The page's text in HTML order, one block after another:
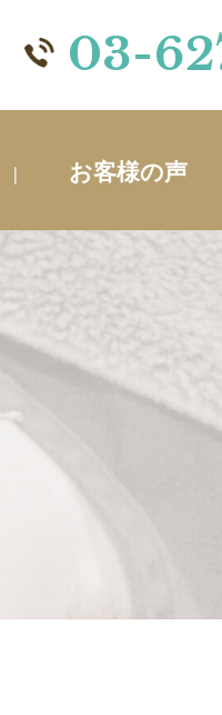
03-
お客様の声